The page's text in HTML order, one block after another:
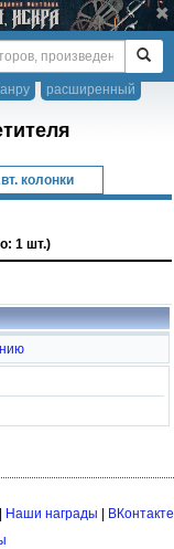
расширенный
колонки
1 шт.)
| Наши награды | ВКонтакте